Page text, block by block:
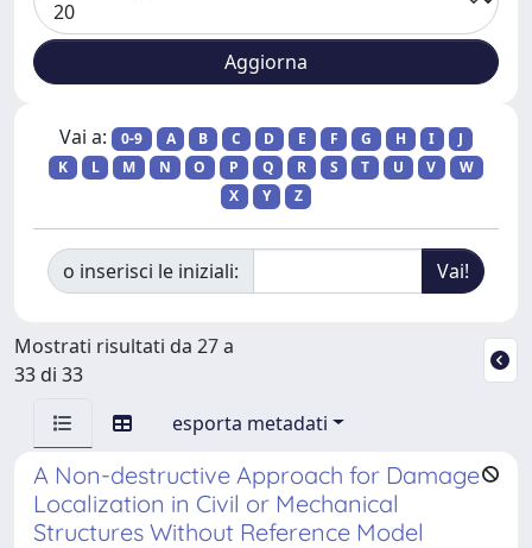
Vai a: 0-9 A B C D E F G H I
J
K
L M N O P Q R S T U V
W
X
Y Z
o inserisci le iniziali:
Mostrati risultati da 27 a
33 di 33
esporta metadati
A Non-destructive Approach for Damage
Localization in Civil or Mechanical
Structures Without Reference Model